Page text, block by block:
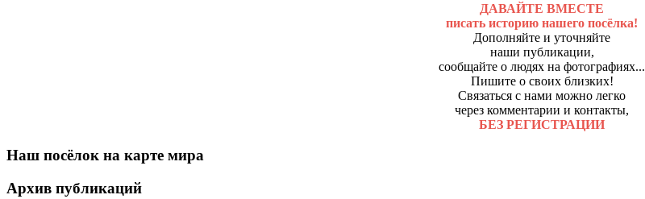
ДАВАЙТЕ ВМЕСТЕ
писать историю нашего посёлка!
Дополняйте и уточняйте
наши публикации,
сообщайте о людях на фотографиях...
Пишите о своих близких!
Связаться с нами можно легко
через комментарии и контакты,
БЕЗ РЕГИСТРАЦИИ
Наш посёлок на карте мира
Архив публикаций